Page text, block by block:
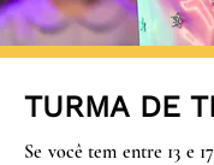
TURMA DE
Se você tem entre 13 e